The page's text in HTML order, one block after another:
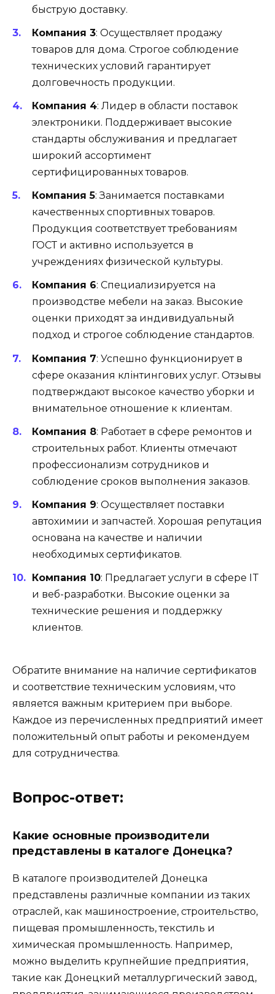
быструю доставку.
Компания 3: Осуществляет продажу
товаров для дома. Строгое соблюдение
технических условий гарантирует
долговечность продукции.
Компания 4: Лидер в области поставок
электроники. Поддерживает высокие
стандарты обслуживания и предлагает
широкий ассортимент
сертифицированных товаров.
Компания 5: Занимается поставками
качественных спортивных товаров.
Продукция соответствует требованиям
ГОСТ и активно используется в
учреждениях физической культуры.
Компания 6: Специализируется на
производстве мебели на заказ. Высокие
оценки приходят за индивидуальный
подход и строгое соблюдение стандартов.
Компания 7: Успешно функционирует в
сфере оказания клінтингових услуг. Отзывы
подтверждают высокое качество уборки и
внимательное отношение к клиентам.
Компания 8: Работает в сфере ремонтов и
строительных работ. Клиенты отмечают
профессионализм сотрудников и
соблюдение сроков выполнения заказов.
Компания 9: Осуществляет поставки
автохимии и запчастей. Хорошая репутация
основана на качестве и наличии
необходимых сертификатов.
Компания 10: Предлагает услуги в сфере IT
и веб-разработки. Высокие оценки за
технические решения и поддержку
клиентов.
Обратите внимание на наличие сертификатов
и соответствие техническим условиям, что
является важным критерием при выборе.
Каждое из перечисленных предприятий имеет
положительный опыт работы и рекомендуем
для сотрудничества.
Вопрос-ответ:
Какие основные производители
представлены в каталоге Донецка?
В каталоге производителей Донецка
представлены различные компании из таких
отраслей, как машиностроение, строительство,
пищевая промышленность, текстиль и
химическая промышленность. Например,
можно выделить крупнейшие предприятия,
такие как Донецкий металлургический завод,